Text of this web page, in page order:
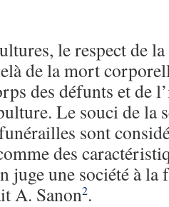
le respect de
de la mort
des défunts et de
Le souci de la
sont
des
juge une société à la
A. Sanon2.